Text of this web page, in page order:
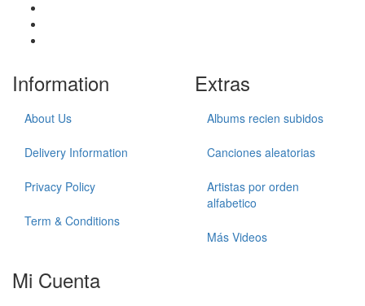
Information
About Us
Delivery Information
Privacy Policy
Term & Conditions
Extras
Albums recien subidos
Canciones aleatorias
Artistas por orden
alfabetico
Más Videos
Mi Cuenta